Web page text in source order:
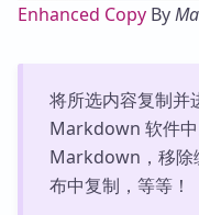
Enhanced Copy By
将所选内容复制并
Markdown 软件
Markdown，移除
布中复制，等等！